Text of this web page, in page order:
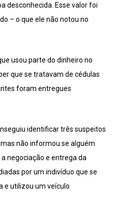
desconhecida. Esse valor foi
– o que ele não notou no
usou parte do dinheiro no
que se tratavam de cédulas
foram entregues
identificar três suspeitos
não informou se alguém
negociação e entrega da
por um indivíduo que se
e utilizou um veículo